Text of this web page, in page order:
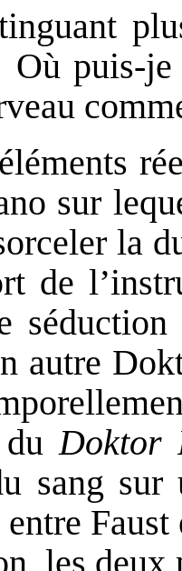
puis-
sur
la
de
autre
duDoktor
sang
les deux